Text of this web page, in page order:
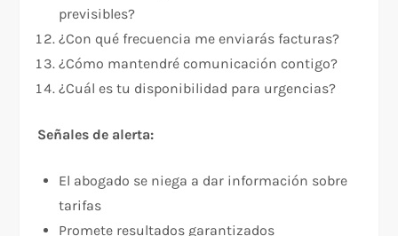
previsibles?
¿Con qué frecuencia me enviarás facturas?
¿Cómo mantendré comunicación contigo?
¿Cuál es tu disponibilidad para urgencias?
Señales de alerta:
El abogado se niega a dar información sobre
tarifas
Promete resultados garantizados